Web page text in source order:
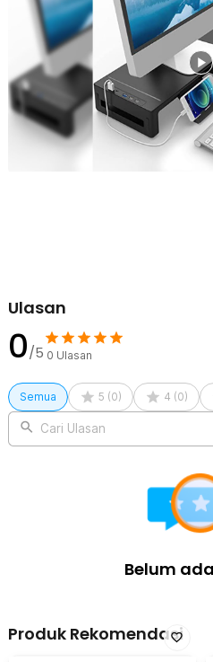
Ulasan
0/5 0 Ulasan
Semua 5 (0) 4 (0)
Cari Ulasan
Belum
Produk Rekomendasi